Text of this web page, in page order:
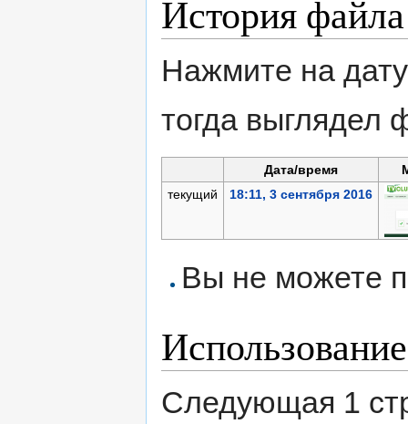
История файла
Нажмите на
тогда выглядел
Дата/время
текущий
18:11, 3 сентября 2016
Вы не можете
Следующая 1